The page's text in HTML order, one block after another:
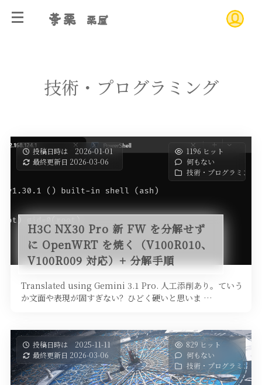
茶栗 栗屋
技術・プログラミング
投稿日時は 2026-01-01
最終更新日 2026-03-06
1196 ヒット
何もない
技術・プログラミング
H3C NX30 Pro 新 FW を分解せず
に OpenWRT を焼く（V100R010、
V100R009 対応）+ 分解手順
Translated using Gemini 3.1 Pro. 人工添削あり。ていう
か文面や表現が固すぎない？ひどく硬いと思いま …
投稿日時は 2025-11-11
最終更新日 2026-03-06
829 ヒット
何もない
技術・プログラミング